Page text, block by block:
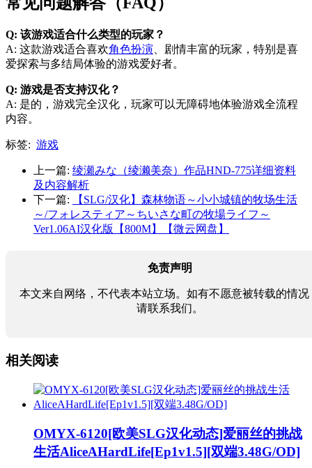
Q: 该游戏适合什么类型的玩家？
A: 这款游戏适合喜欢角色扮演 、剧情丰富的玩家，特别是喜
爱探索与多结局体验的游戏爱好者。
Q: 游戏是否支持汉化？
A: 是的，游戏完全汉化，玩家可以无障碍地体验游戏全流程
内容。
标签: 游戏
上一篇: 绫瀬みな（绫濑美奈）作品HND-775详细资料
及内容解析
下一篇:
【SLG/汉化】森林物语～小小城镇的牧场生活
～/フォレスティア～ちいさな町の牧場ライフ～
Ver1.06AI汉化版【800M】【微云网盘】
免责声明
本文来自网络，不代表本站立场。如有不愿意被转载的情况
请联系我们。
相关阅读
OMYX-6120[欧美SLG汉化动态]爱丽丝的挑战
生活AliceAHardLife[Ep1v1.5][双端3.48G/OD]